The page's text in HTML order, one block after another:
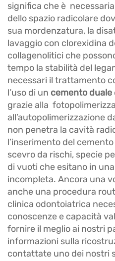
significa che è
dello spazio radicolare
sua mordenzatura, la
lavaggio con clorexidina
collagenolitici che
tempo la stabilità del
necessari il trattamento
l’uso di un cemento duale
grazie alla
all’autopolimerizzazione
non penetra la cavità
l’inserimento del
scevro da rischi, specie
di vuoti che esitano in
incompleta. Ancora una
anche una procedura
clinica odontoiatrica
conoscenze e capacità
fornire il meglio ai nostri
informazioni sulla
contattate uno dei nostri